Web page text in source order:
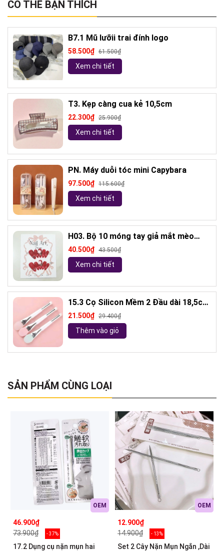
CÓ THỂ BẠN THÍCH
B7.1 Mũ lưỡii trai đính logo
58.500₫ 61.500₫
Xem chi tiết
T3. Kẹp càng cua kẻ 10,5cm
22.300₫ 25.900₫
Xem chi tiết
PN. Máy duỗi tóc mini Capybara
97.500₫ 115.600₫
Xem chi tiết
H03. Bộ 10 móng tay giả mắt mèo
kèm keo và giũa móng (ngẫu nhiên)
40.500₫ 43.500₫
Xem chi tiết
15.3 Cọ Silicon Mềm 2 Đầu dài 18,5cm
( ngẫu nhiên)
21.500₫ 29.400₫
Thêm vào giỏ
SẢN PHẨM CÙNG LOẠI
OEM
46.900₫
73.900₫
- 37%
17.2 Dụng cụ nặn mụn hai
OEM
12.900₫
14.900₫
- 13%
Set 2 Cây Nặn Mụn Ngắn ,Dài